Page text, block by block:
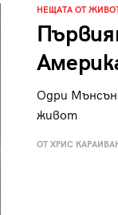
НЕЩАТА ОТ
Одри Мънсън
живот
ОТ ХРИС